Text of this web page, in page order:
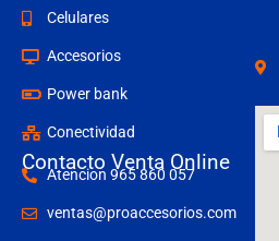
Celulares
Accesorios
Power bank
Conectividad
Contacto Venta Online
Atencion 965 860 057
ventas@proaccesorios.com